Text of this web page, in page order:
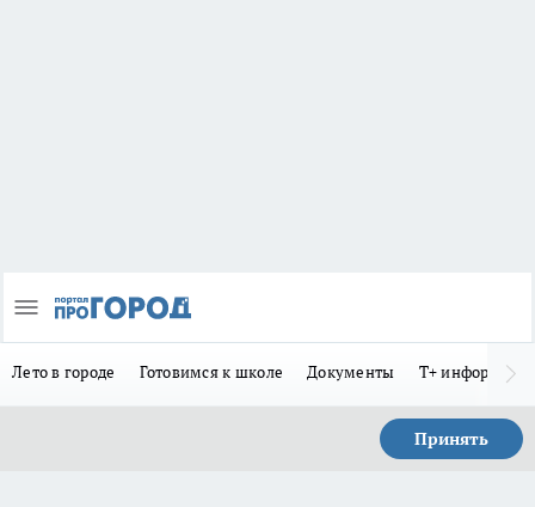
Лето в городе Готовимся к школе Документы Т+
Принять